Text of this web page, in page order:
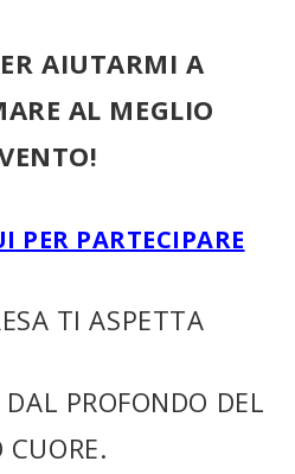
AIUTARMI A
AL MEGLIO
PER PARTECIPARE
TI ASPETTA
PROFONDO DEL
CUORE.